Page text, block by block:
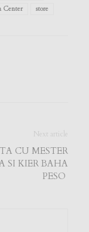
Center store
Next article
CU MESTER
SI KIER BAHA
PESO